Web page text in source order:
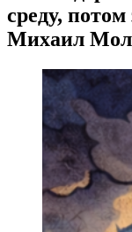
среду,
Михаил